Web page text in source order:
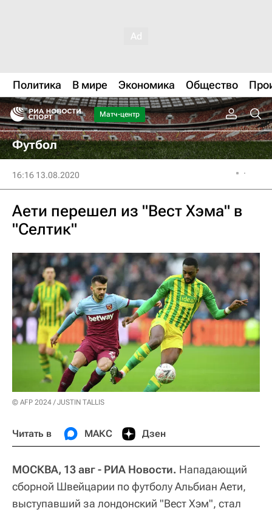
Политика В мире Экономика Общество
Матч-центр
Футбол
16:16 13.08.2020
Аети перешел из "Вест Хэма" в
"Селтик"
© AFP 2024 / JUSTIN TALLIS
Читать в МАКС Дзен
МОСКВА, 13 авг - РИА Новости. Нападающий
сборной Швейцарии по футболу Альбиан Аети,
выступавший за лондонский "Вест Хэм", стал